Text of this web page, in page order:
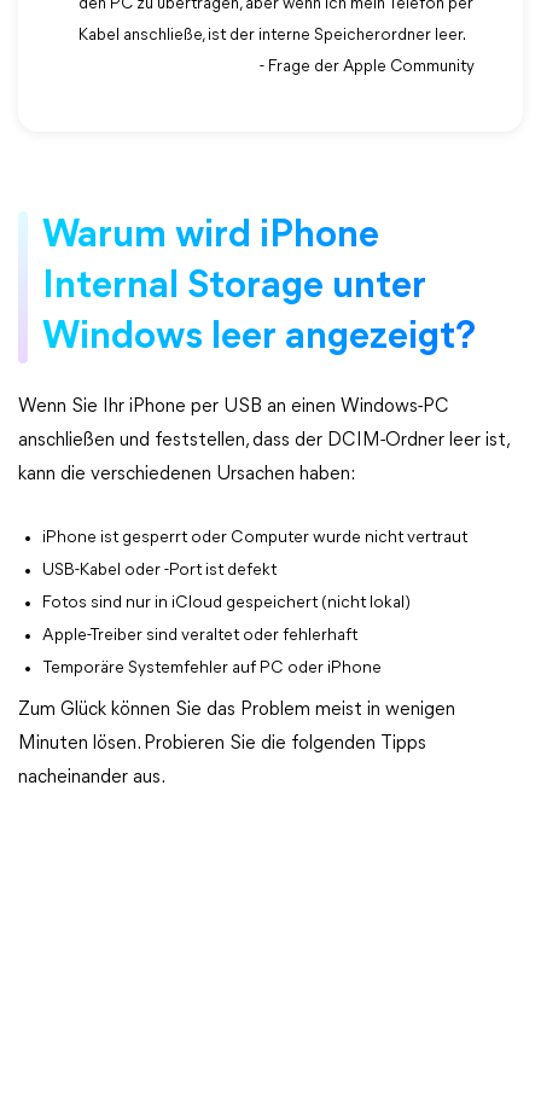
den PC zu übertragen, aber wenn ich mein Telefon per
Kabel anschließe, ist der interne Speicherordner leer.
- Frage der Apple Community
Warum wird iPhone
Internal Storage unter
Windows leer angezeigt?
Wenn Sie Ihr iPhone per USB an einen Windows-PC
anschließen und feststellen, dass der DCIM-Ordner leer ist,
kann die verschiedenen Ursachen haben:
iPhone ist gesperrt oder Computer wurde nicht vertraut
USB-Kabel oder -Port ist defekt
Fotos sind nur in iCloud gespeichert (nicht lokal)
Apple-Treiber sind veraltet oder fehlerhaft
Temporäre Systemfehler auf PC oder iPhone
Zum Glück können Sie das Problem meist in wenigen
Minuten lösen. Probieren Sie die folgenden Tipps
nacheinander aus.